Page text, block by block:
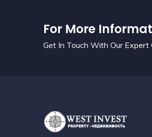
For More
Get In Touch With Our Expert